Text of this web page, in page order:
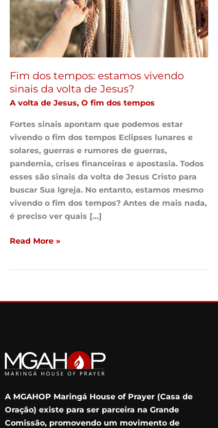
Fim dos tempos: estamos vivendo
sinais da volta de Jesus?
A volta de Jesus, O fim dos tempos
Fortes sinais apontam que podemos estar
vivendo o fim dos tempos Eclipses lunares e
solares, guerras e rumores de guerras,
pandemia, crises financeiras e apostasia. Todos
esses são sinais da volta de Jesus Cristo para
buscar Sua Igreja. No entanto, estamos mesmo
vivendo o fim dos tempos? Antes de mais nada,
é preciso ver quais […]
vivendo
sinais
da
volta
de
Jesus?
Read More »
A MGAHOP Maringá House of Prayer (Casa de
Oração) existe para ser parceira na Grande
Comissão, promovendo um movimento de